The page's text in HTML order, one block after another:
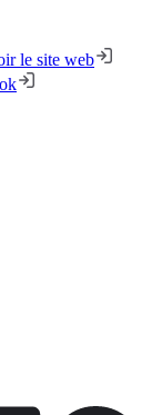
le site web